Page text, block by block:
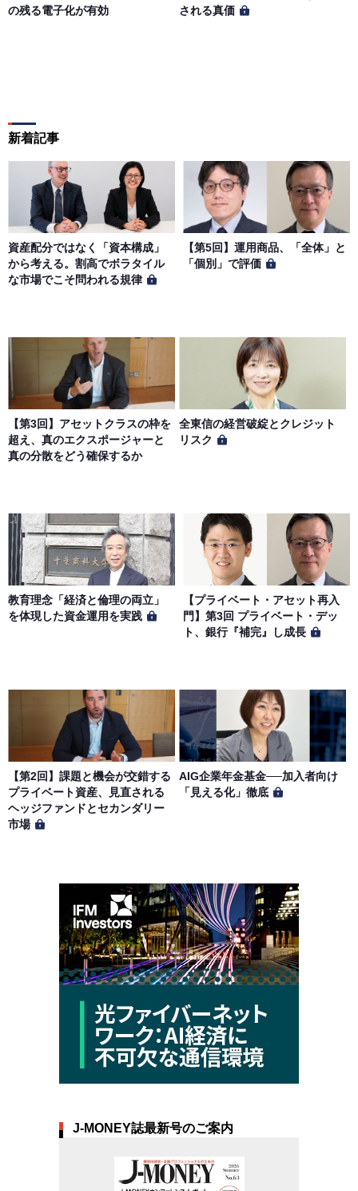
の残る電子化が有効
される真価
新着記事
資産配分ではなく「資本構成」
から考える。割高でボラタイル
な市場でこそ問われる規律
【第5回】運用商品、「全体」と
「個別」で評価
【第3回】アセットクラスの枠を
超え、真のエクスポージャーと
真の分散をどう確保するか
全東信の経営破綻とクレジット
リスク
教育理念「経済と倫理の両立」
を体現した資金運用を実践
【プライベート・アセット再入
門】第3回 プライベート・デッ
ト、銀行『補完』し成長
【第2回】課題と機会が交錯する
プライベート資産、見直される
ヘッジファンドとセカンダリー
市場
AIG企業年金基金──加入者向け
「見える化」徹底
J-MONEY誌最新号のご案内